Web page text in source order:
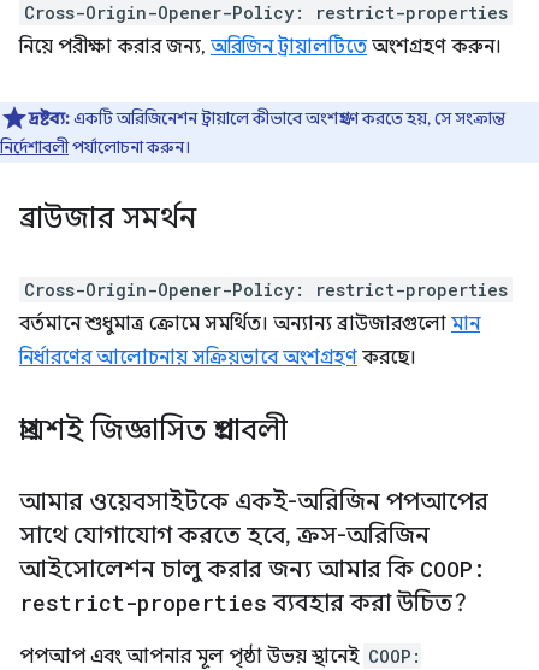
Cross-Origin-Opener-Policy: restrict-properties
নিয়ে পরীক্ষা করার জন্য, অরিজিন ট্রায়ালটিতে অংশগ্রহণ করুন।
দ্রষ্টব্য:একটি অরিজিনেশন ট্রায়ালে কীভাবে অংশগ্রহণ করতে হয়, সে সংক্রান্ত
নির্দেশাবলীপর্যালোচনা করুন।
ব্রাউজার সমর্থন
Cross-Origin-Opener-Policy: restrict-properties
বর্তমানে শুধুমাত্র ক্রোমে সমর্থিত। অন্যান্য ব্রাউজারগুলো মান
নির্ধারণের আলোচনায় সক্রিয়ভাবে অংশগ্রহণ করছে।
প্রায়শই জিজ্ঞাসিত প্রশ্নাবলী
আমার ওয়েবসাইটকে একই-অরিজিন পপআপের
সাথে যোগাযোগ করতে হবে, ক্রস-অরিজিন
আইসোলেশন চালু করার জন্য আমার কি COOP:
restrict-properties ব্যবহার করা উচিত?
পপআপ এবং আপনার মূল পৃষ্ঠা উভয় স্থানেই COOP: